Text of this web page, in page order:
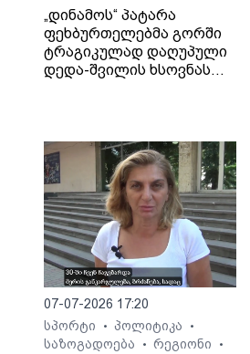
„დინამოს“ პატარა
ფეხბურთელებმა გორში
ტრაგიკულად დაღუპული
დედა-შვილის ხსოვნას
07-07-2026 17:20
სპორტი
• პოლიტიკა •
საზოგადოება • რეგიონი •